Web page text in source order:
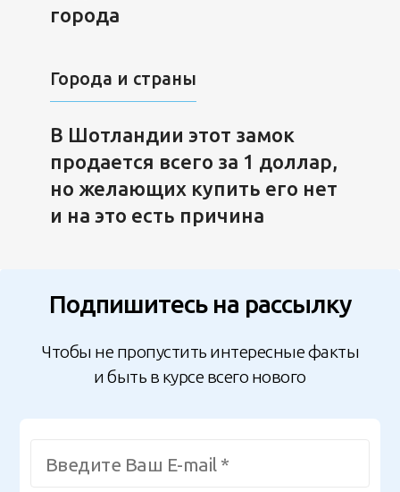
города
Города и страны
В Шотландии этот замок
продается всего за 1 доллар,
но желающих купить его нет
и на это есть причина
Подпишитесь на рассылку
Чтобы не пропустить интересные факты
и быть в курсе всего нового